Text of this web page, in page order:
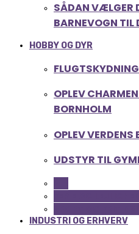
SÅDAN VÆLGER
BARNEVOGN TIL
HOBBY OG DYR
OPLEV
BORNHOLM
OPLEV VERDENS
UDSTYR TIL
INDUSTRI OG ERHVERV